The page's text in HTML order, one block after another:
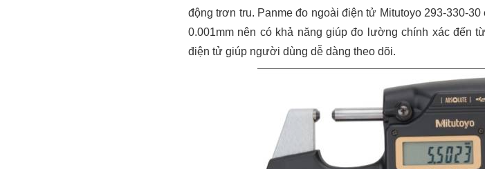
động trơn tru. Panme đo ngoài điện tử Mitutoyo 293-330-
0.001mm nên có khả năng giúp đo lường chính xác đến
điện tử giúp người dùng dễ dàng theo dõi.